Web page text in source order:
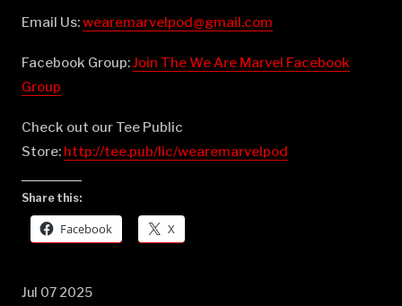
Email Us:⁠⁠⁠⁠⁠⁠⁠⁠⁠⁠⁠⁠⁠⁠⁠⁠⁠⁠⁠⁠⁠⁠⁠⁠⁠⁠⁠⁠⁠⁠⁠⁠⁠⁠⁠⁠⁠⁠⁠⁠⁠⁠⁠⁠⁠⁠⁠⁠⁠wearemarvelpod@gmail.com⁠⁠⁠⁠⁠⁠⁠⁠⁠⁠⁠⁠⁠⁠⁠⁠⁠⁠⁠⁠⁠⁠⁠⁠⁠⁠⁠⁠⁠⁠⁠⁠⁠⁠⁠⁠⁠⁠⁠⁠⁠⁠⁠⁠⁠⁠⁠⁠⁠
Facebook Group:⁠⁠⁠⁠⁠⁠⁠⁠⁠⁠⁠⁠⁠⁠⁠⁠⁠⁠⁠⁠⁠⁠⁠⁠⁠⁠⁠⁠⁠⁠⁠⁠⁠⁠⁠⁠⁠⁠⁠⁠⁠⁠⁠⁠⁠⁠⁠⁠⁠Join The We Are Marvel Facebook
Group⁠⁠⁠⁠⁠⁠⁠⁠⁠⁠⁠⁠⁠⁠⁠⁠⁠⁠⁠⁠⁠⁠⁠⁠⁠⁠⁠⁠⁠⁠⁠⁠⁠⁠⁠⁠⁠⁠⁠⁠⁠⁠⁠⁠⁠⁠⁠⁠⁠
Check out our Tee Public
Store: ⁠⁠⁠⁠⁠⁠⁠⁠⁠⁠⁠⁠⁠⁠⁠⁠⁠⁠⁠⁠⁠⁠⁠⁠⁠⁠⁠⁠⁠⁠⁠⁠⁠⁠⁠⁠⁠⁠⁠⁠⁠⁠⁠⁠⁠⁠⁠⁠⁠http://tee.pub/lic/wearemarvelpod⁠
Share this:
Facebook X
Jul 07 2025